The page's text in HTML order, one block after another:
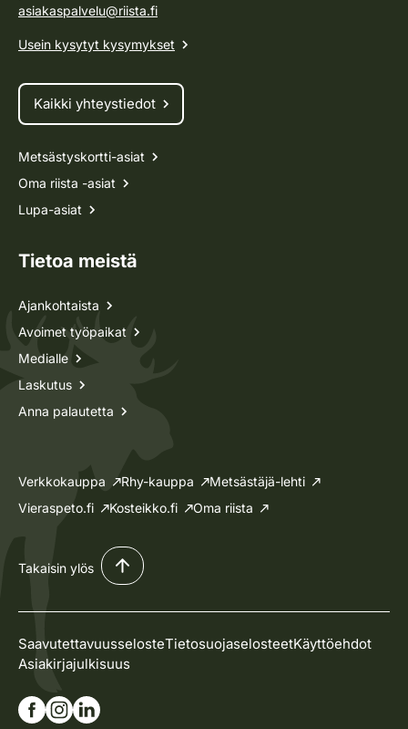
asiakaspalvelu@riista.fi
Usein kysytyt kysymykset
Kaikki yhteystiedot
Metsästyskortti-asiat
Oma riista -asiat
Lupa-asiat
Tietoa meistä
Ajankohtaista
Avoimet työpaikat
Medialle
Laskutus
Anna palautetta
Verkkokauppa Rhy-kauppa
Metsästäjä-lehti
Vieraspeto.fi
Kosteikko.fi Oma riista
Takaisin ylös
SaavutettavuusselosteTietosuojaselosteetKäyttöehdot
Asiakirjajulkisuus